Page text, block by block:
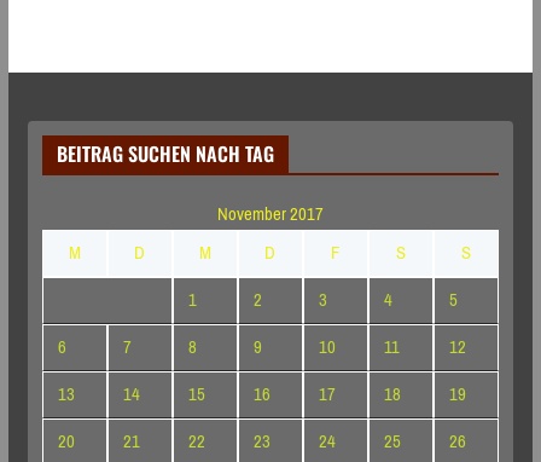
BEITRAG SUCHEN NACH TAG
November 2017
M
D M D F S
S
1
2 3 4
5
6
7 8 9 10 11
12
13
14 15 16 17 18
19
20
21 22 23 24 25
26